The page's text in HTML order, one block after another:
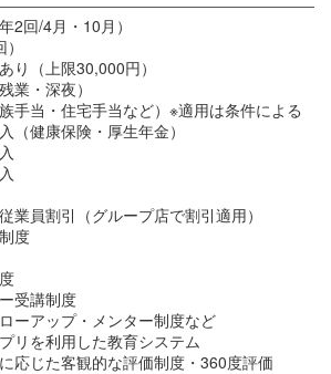
2回/4月・10月）
り（上限30,000円）
業・深夜）
手当・住宅手当など）※適用は条件による
（健康保険・厚生年金）
業員割引（グループ店で割引適用）
度
受講制度
ーアップ・メンター制度など
リを利用した教育システム
応じた客観的な評価制度・360度評価